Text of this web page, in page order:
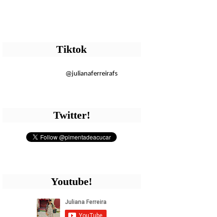
Tiktok
@julianaferreirafs
Twitter!
Youtube!